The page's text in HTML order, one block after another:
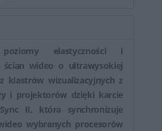
autoryzowanych
aby upewnić się, że część
z konkretnym modelem
zakupu, aby uniknąć
lub działaniem sprzętu.
zazwyczaj zapewniają najlepszą
elastyczności i
ścian wideo o ultrawysokiej
klastrów wizualizacyjnych z
i projektorów dzięki karcie
II, która synchronizuje
wybranych procesorów